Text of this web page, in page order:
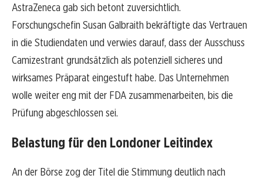
AstraZeneca gab sich betont zuversichtlich.
Forschungschefin Susan Galbraith bekräftigte das Vertrauen
in die Studiendaten und verwies darauf, dass der Ausschuss
Camizestrant grundsätzlich als potenziell sicheres und
wirksames Präparat eingestuft habe. Das Unternehmen
wolle weiter eng mit der FDA zusammenarbeiten, bis die
Prüfung abgeschlossen sei.
Belastung für den Londoner Leitindex
An der Börse zog der Titel die Stimmung deutlich nach